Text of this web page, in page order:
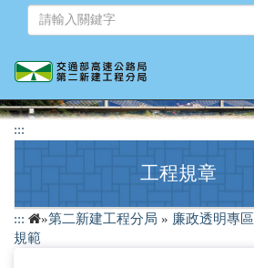
容
:::
工程規章
工程標準作業程序
::: »第二新建工程分局 » 廉政透明專區
規範